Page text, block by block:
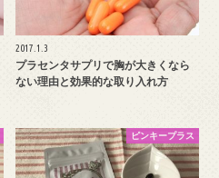
2017.1.3
プラセンタサプリで胸が大きくなら
ない理由と効果的な取り入れ方
ピンキープラス